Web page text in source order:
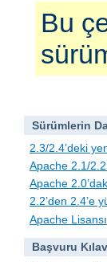
Bu
Sürümlerin
2.3/2.4’deki
Apache 2.1/
Apache
2.2’den 2.4’e
Apache Lisansı
Başvuru